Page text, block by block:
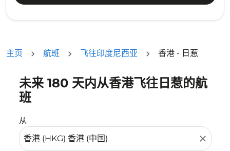
主页 航班 飞往印度尼西亚 香港 - 日惹
未来 180 天内从香港飞往日惹的航
班
从
close
没有符合您的筛选条件的机票。请调整您的筛选条件。